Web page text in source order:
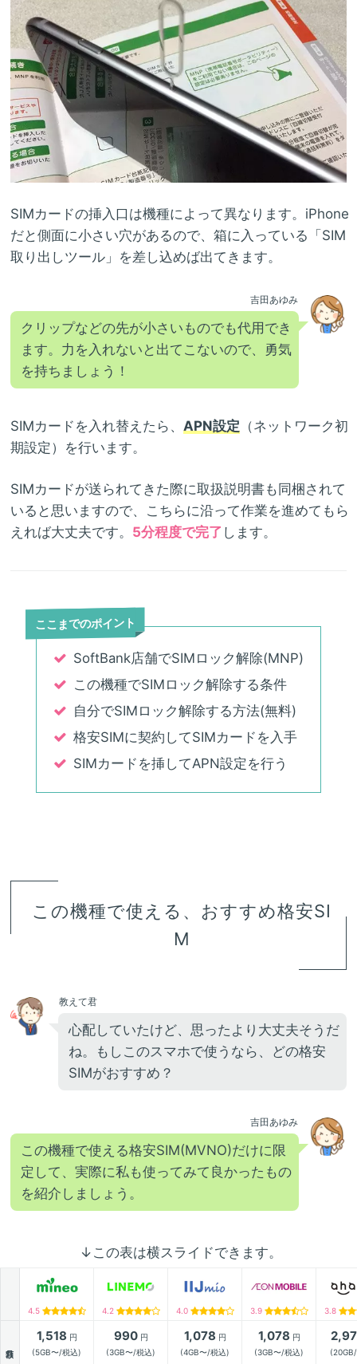
SIMカードの挿入口は機種によって異なります。iPhone
だと側面に小さい穴があるので、箱に入っている「SIM
取り出しツール」を差し込めば出てきます。
吉田あゆみ
クリップなどの先が小さいものでも代用でき
ます。力を入れないと出てこないので、勇気
を持ちましょう！
SIMカードを入れ替えたら、 APN設定 （ネットワーク初
期設定）を行います。
SIMカードが送られてきた際に取扱説明書も同梱されて
いると思いますので、こちらに沿って作業を進めてもら
えれば大丈夫です。 5分程度で完了 します。
ここまでのポイント
SoftBank店舗でSIMロック解除(MNP)
この機種でSIMロック解除する条件
自分でSIMロック解除する方法(無料)
格安SIMに契約してSIMカードを入手
SIMカードを挿してAPN設定を行う
この機種で使える、おすすめ格安SI
M
教えて君
心配していたけど、思ったより大丈夫そうだ
ね。もしこのスマホで使うなら、どの格安
SIMがおすすめ？
吉田あゆみ
この機種で使える格安SIM(MVNO)だけに限
定して、実際に私も使ってみて良かったもの
を紹介しましょう。
↓この表は横スライドできます。
4.5 4.2 4.0 3.9 3.8
1,518 円
(5GB〜/税込)
990円
(3GB〜/税込)
1,078 円
(4GB〜/税込)
1,078 円
(3GB〜/税込)